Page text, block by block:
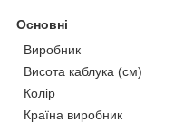
Основні
Виробник
Висота каблука (см)
Колір
Країна виробник